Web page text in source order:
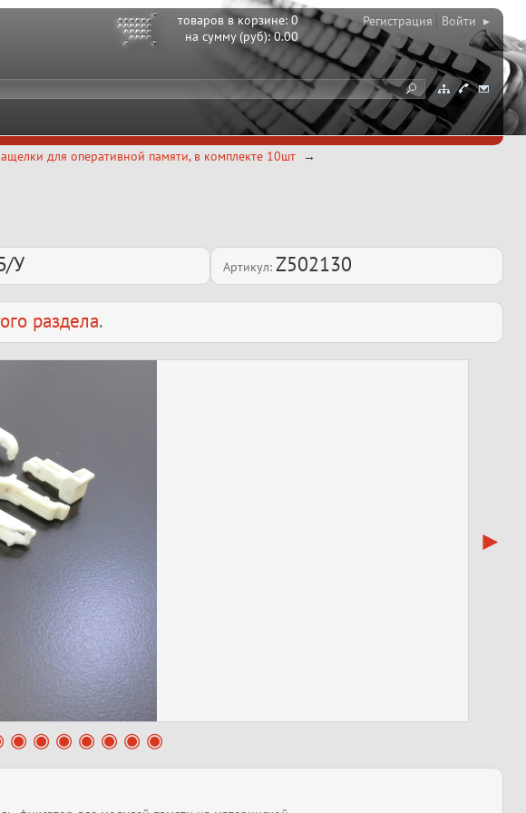
товаров в корзине:0
на сумму (руб):0.00
Регистрация Войти ▸
для оперативной памяти, в комплекте 10шт
У Артикул: Z502130
раздела.